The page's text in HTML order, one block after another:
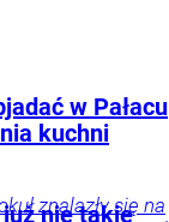
w Pałacu
kuchni
znalazły się na
już nie takie